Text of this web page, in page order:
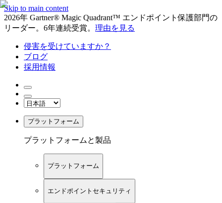
Skip to main content
2026年 Gartner® Magic Quadrant™ エンドポイント保護部門の
リーダー。6年連続受賞。 理由を見る
侵害を受けていますか？
ブログ
採用情報
プラットフォーム
プラットフォームと製品
プラットフォーム
エンドポイントセキュリティ